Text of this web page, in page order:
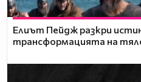
Елиът Пейдж разкри
трансформацията на